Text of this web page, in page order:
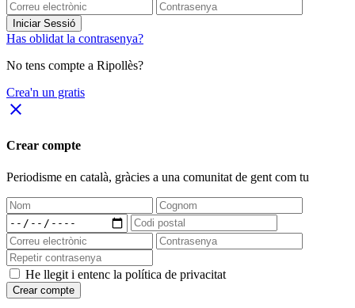
Iniciar Sessió
Has oblidat la contrasenya?
No tens compte a Ripollès?
Crea'n un gratis
close
Crear compte
Periodisme en català, gràcies a una comunitat de gent com tu
He llegit i entenc la política de privacitat
Crear compte